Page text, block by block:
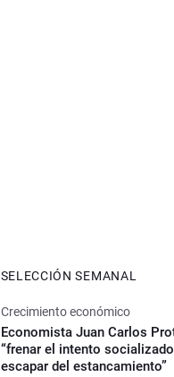
SELECCIÓN SEMANAL
Crecimiento económico
Economista Juan Carlos
“frenar el intento
escapar del estancamiento”